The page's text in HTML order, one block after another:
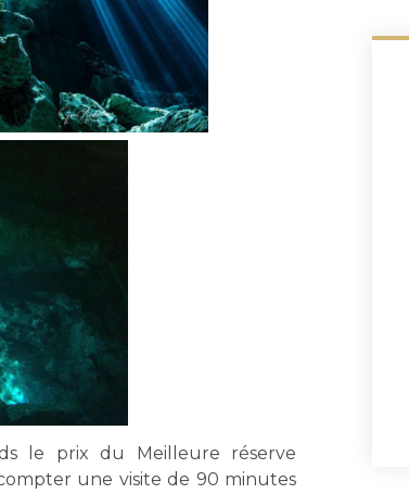
le prix du Meilleure réserve
une visite de 90 minutes